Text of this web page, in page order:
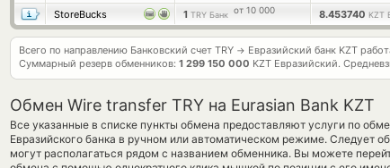
StoreBucks
1 TRY Банк от 10 000 8.453740 KZT
Всего по направлению Банковский счет TRY → Евразийский банк KZT
Суммарный резерв обменников: 1 299 150 000 KZT Евразийский.
Обмен Wire transfer TRY на Eurasian Bank KZT
Все указанные в списке пункты обмена предоставляют услуги по
Евразийского банка в ручном или автоматическом режиме. Следует
могут располагаться рядом с названием обменника. Вы можете